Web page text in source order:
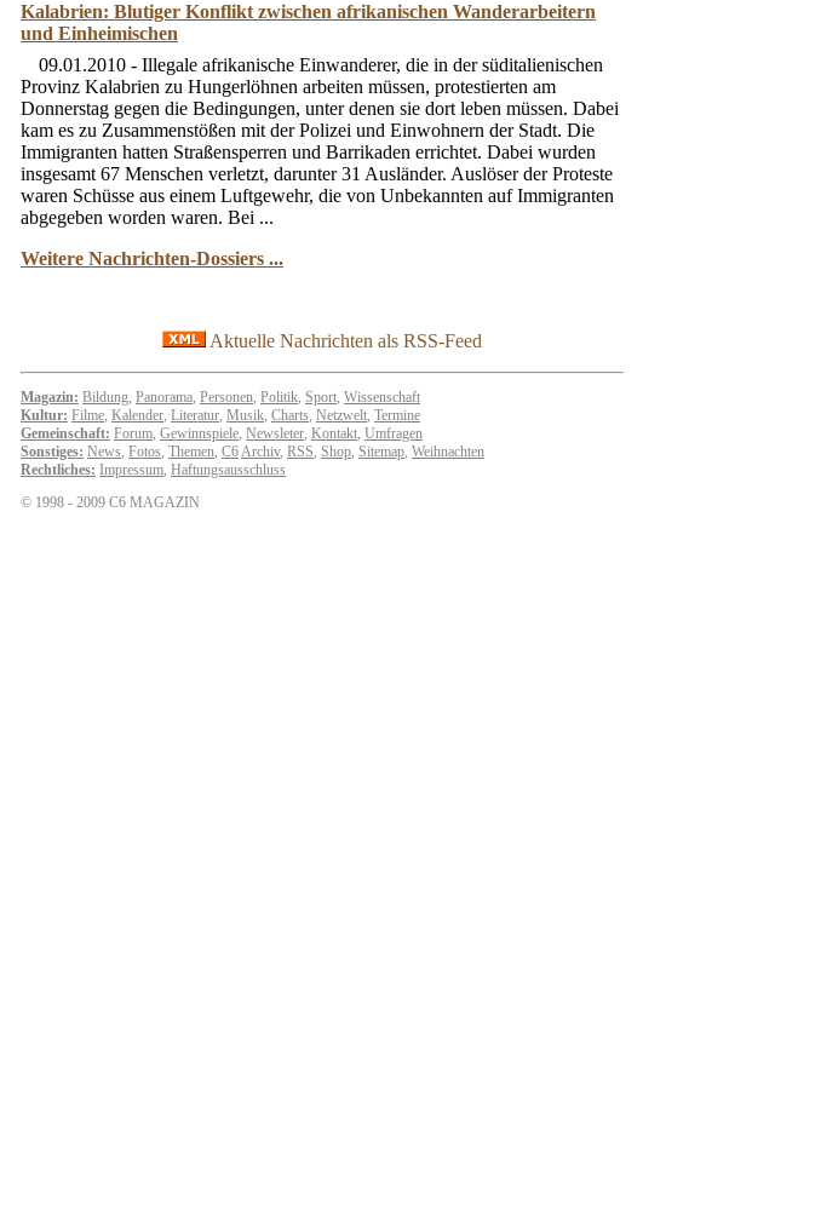
Kalabrien: Blutiger Konflikt zwischen afrikanischen Wanderarbeitern
und Einheimischen
09.01.2010 - Illegale afrikanische Einwanderer, die in der süditalienischen
Provinz Kalabrien zu Hungerlöhnen arbeiten müssen, protestierten am
Donnerstag gegen die Bedingungen, unter denen sie dort leben müssen. Dabei
kam es zu Zusammenstößen mit der Polizei und Einwohnern der Stadt. Die
Immigranten hatten Straßensperren und Barrikaden errichtet. Dabei wurden
insgesamt 67 Menschen verletzt, darunter 31 Ausländer. Auslöser der Proteste
waren Schüsse aus einem Luftgewehr, die von Unbekannten auf Immigranten
abgegeben worden waren. Bei ...
Weitere Nachrichten-Dossiers ...
Aktuelle Nachrichten als RSS-Feed
Magazin: Bildung, Panorama, Personen, Politik, Sport, Wissenschaft
Kultur: Filme, Kalender, Literatur, Musik, Charts, Netzwelt, Termine
Gemeinschaft: Forum, Gewinnspiele, Newsleter, Kontakt, Umfragen
Sonstiges: News, Fotos, Themen, C6Archiv, RSS, Shop, Sitemap, Weihnachten
Rechtliches: Impressum, Haftungsausschluss
© 1998 - 2009 C6 MAGAZIN